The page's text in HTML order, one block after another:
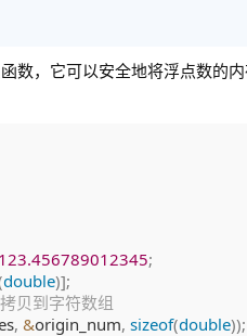
数，它可以安全地将浮点数的
123.456789012345;
double)];
贝到字符数组
, &origin_num, sizeof(double));